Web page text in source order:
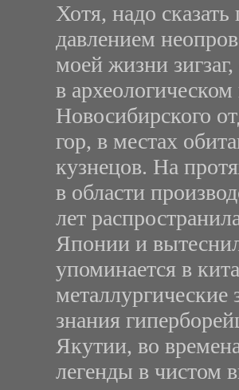
Хотя, надо
давлением
моей жизни
в
Новосибирского
гор, в местах
кузнецов. На
в области
лет
Японии и
упоминается в
знания
Якутии, во
легенды в чистом